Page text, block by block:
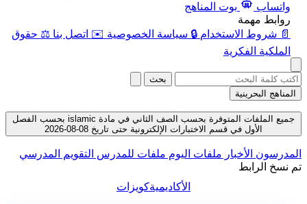
واتساب
بوت المناهج
روابط مهمة
📄 شروط الاستخدام 🔒 سياسة الخصوصية ✉️ اتصل بنا ⚖️ حقوق
الملكية الفكرية
بحث
المناهج البحرينية
جميع الملفات المتوفرة بحسب الصف الثاني في مادة islamic بحسب الفصل
الأول في قسم الاختبارات الإلكترونية حتى تاريخ 08-08-2026
المدرسون الأخبار ملفات اليوم ملفات للمدرس التقويم المدرسي
تم نسخ الرابط
الأكاديميةكويزات